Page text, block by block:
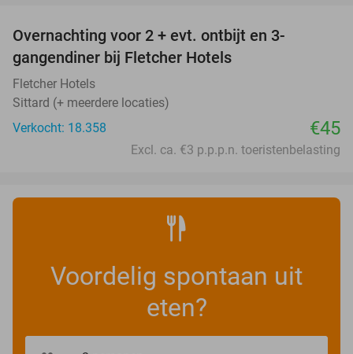
Overnachting voor 2 + evt. ontbijt en 3-
gangendiner bij Fletcher Hotels
Fletcher Hotels
Sittard (+ meerdere locaties)
Verkocht: 18.358
€45
Excl. ca. €3 p.p.p.n. toeristenbelasting
Voordelig spontaan uit
eten?